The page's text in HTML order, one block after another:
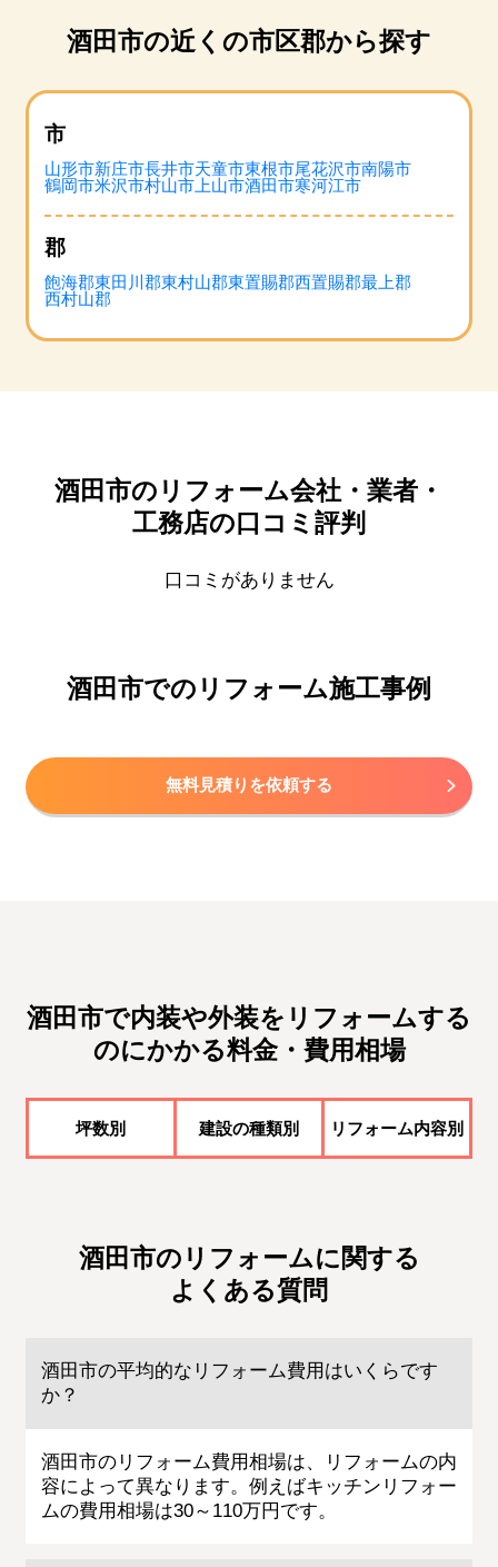
酒田市の近くの市区郡から探す
市
山形市新庄市長井市天童市東根市尾花沢市南陽市
鶴岡市米沢市村山市上山市酒田市寒河江市
郡
飽海郡東田川郡東村山郡東置賜郡西置賜郡最上郡
西村山郡
酒田市のリフォーム会社・業者・
工務店の口コミ評判
口コミがありません
酒田市でのリフォーム施工事例
無料見積りを依頼する
酒田市で内装や外装をリフォームする
のにかかる料金・費用相場
坪数別 建設の種類別 リフォーム内容別
酒田市のリフォームに関する
よくある質問
酒田市の平均的なリフォーム費用はいくらです
か？
酒田市のリフォーム費用相場は、リフォームの内
容によって異なります。例えばキッチンリフォー
ムの費用相場は30～110万円です。